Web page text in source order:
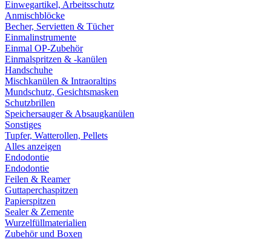
Einwegartikel, Arbeitsschutz
Anmischblöcke
Becher, Servietten & Tücher
Einmalinstrumente
Einmal OP-Zubehör
Einmalspritzen & -kanülen
Handschuhe
Mischkanülen & Intraoraltips
Mundschutz, Gesichtsmasken
Schutzbrillen
Speichersauger & Absaugkanülen
Sonstiges
Tupfer, Watterollen, Pellets
Alles anzeigen
Endodontie
Endodontie
Feilen & Reamer
Guttaperchaspitzen
Papierspitzen
Sealer & Zemente
Wurzelfüllmaterialien
Zubehör und Boxen